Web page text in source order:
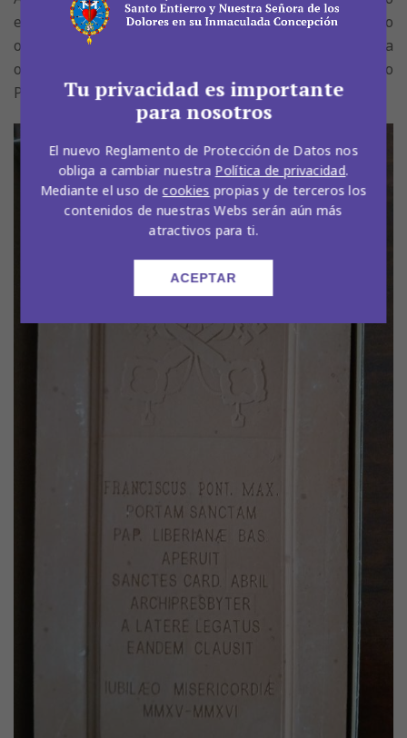
el Capítulo de Santa María la Mayor este hermoso
obsequio, así como les encomendamos en nuestra
oración y reiteramos nuestra adhesión filial al Santo
Padre León XIV.
Tu privacidad es importante
para nosotros
El nuevo Reglamento de Protección de Datos nos
obliga a cambiar nuestra Política de privacidad.
Mediante el uso de cookies propias y de terceros los
contenidos de nuestras Webs serán aún más
atractivos para ti.
ACEPTAR